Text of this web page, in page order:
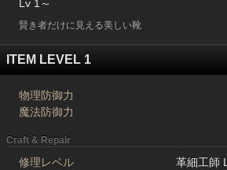
Lv 1～
賢き者だけに見える美しい靴
ITEM LEVEL 1
物理防御力
魔法防御力
Craft & Repair
修理レベル
革細工師